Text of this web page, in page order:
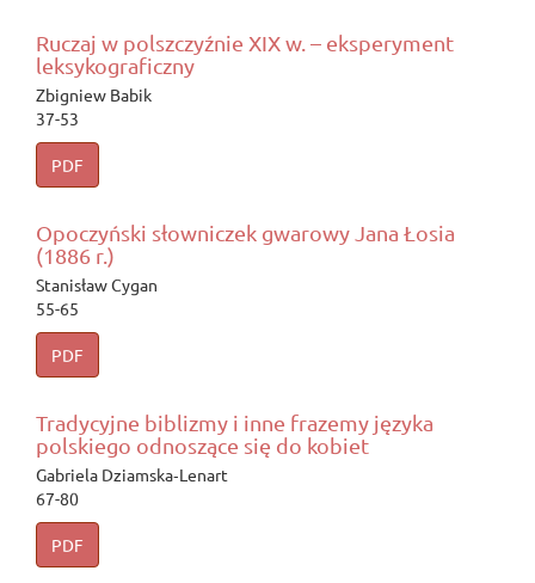
Ruczaj w polszczyźnie XIX w. – eksperyment
leksykograficzny
Zbigniew Babik
37-53
PDF
Opoczyński słowniczek gwarowy Jana Łosia
(1886 r.)
Stanisław Cygan
55-65
PDF
Tradycyjne biblizmy i inne frazemy języka
polskiego odnoszące się do kobiet
Gabriela Dziamska‑Lenart
67-80
PDF